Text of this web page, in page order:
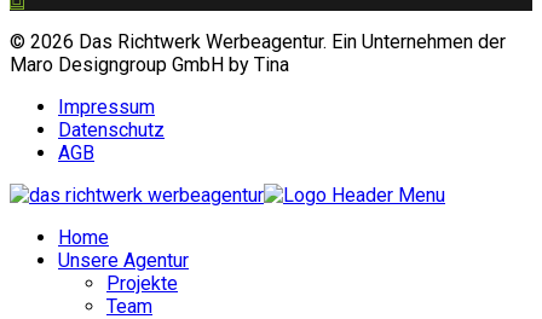
© 2026 Das Richtwerk Werbeagentur. Ein Unternehmen der
Maro Designgroup GmbH by Tina
Impressum
Datenschutz
AGB
Home
Unsere Agentur
Projekte
Team